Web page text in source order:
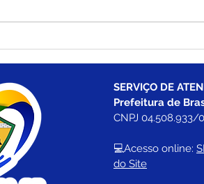
dos 30 anos de folia
SERVIÇO DE
Prefeitura de
CNPJ 04.508.933/
💻Acesso online:
do Site